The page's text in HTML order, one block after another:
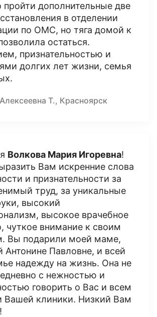
пройти дополнительные две
в отделении
по ОМС, но тяга домой к
остаться.
признательностью и
долгих лет жизни, семья
Т., Красноярск
Волкова Мария Игоревна!
Вам искренние слова
и признательности за
труд, за уникальные
высокий
высокое врачебное
чуткое внимание к своим
Вы подарили моей маме,
Антонине Павловне, и всей
надежду на жизнь. Она не
с нежностью и
говорить о Вас и всем
Вашей клиники. Низкий Вам